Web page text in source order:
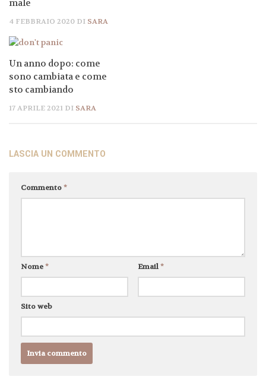
male
4 FEBBRAIO 2020 DI SARA
Un anno dopo: come
sono cambiata e come
sto cambiando
17 APRILE 2021 DI SARA
LASCIA UN COMMENTO
Commento*
Nome* Email*
Sito web